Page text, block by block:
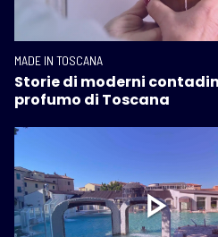
MADE IN TOSCANA
Storie di moderni
profumo di Toscana